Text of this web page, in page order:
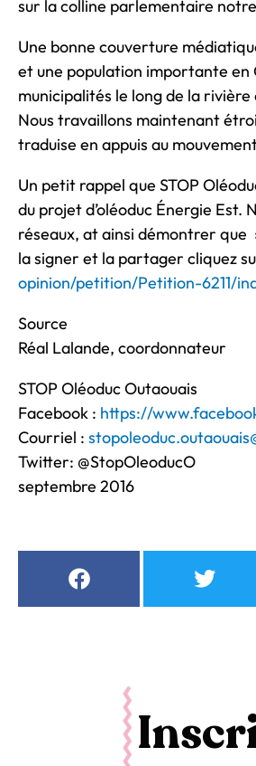
sur la colline parlementaire
Une bonne couverture
et une population importante en
municipalités le long de la
Nous travaillons maintenant
traduise en appuis au
Un petit rappel que STOP
du projet d’oléoduc Énergie Est.
réseaux, at ainsi démontrer que
la signer et la partager cliquez
opinion/petition/Petition-6211/
Source
Réal Lalande, coordonnateur
STOP Oléoduc Outaouais
Facebook : https://
Courriel :
Twitter: @StopOleoducO
septembre 2016